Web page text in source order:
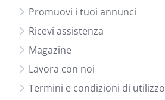
Promuovi i tuoi annunci
Ricevi assistenza
Magazine
Lavora con noi
Termini e condizioni di utilizzo